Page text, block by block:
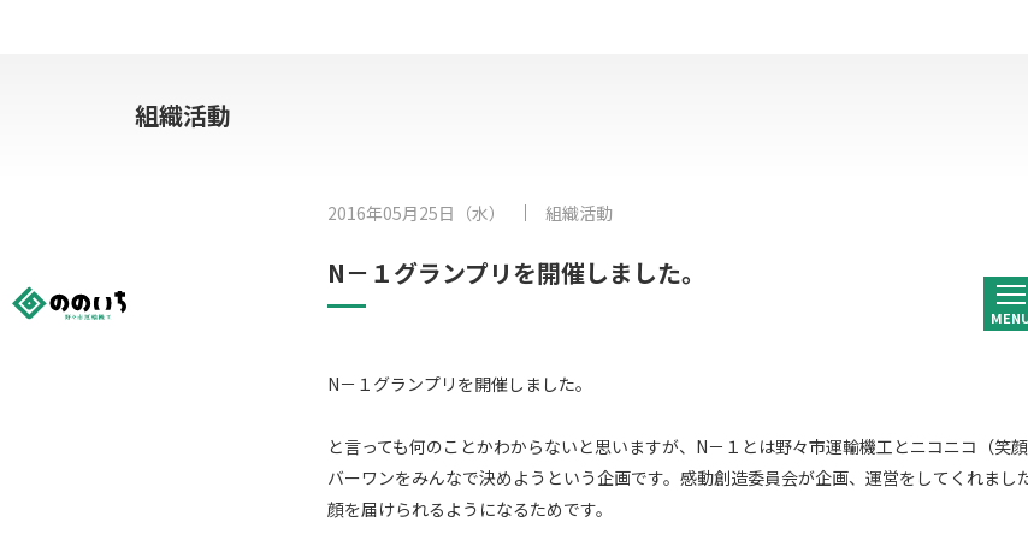
組織活動
2016年05月25日（水） 組織活動
N－１グランプリを開催しました。
N－１グランプリを開催しました。
と言っても何のことかわからないと思いますが、N－１とは野々市運輸機工とニコニコ（笑
バーワンをみんなで決めようという企画です。感動創造委員会が企画、運営をしてくれま
顔を届けられるようになるためです。